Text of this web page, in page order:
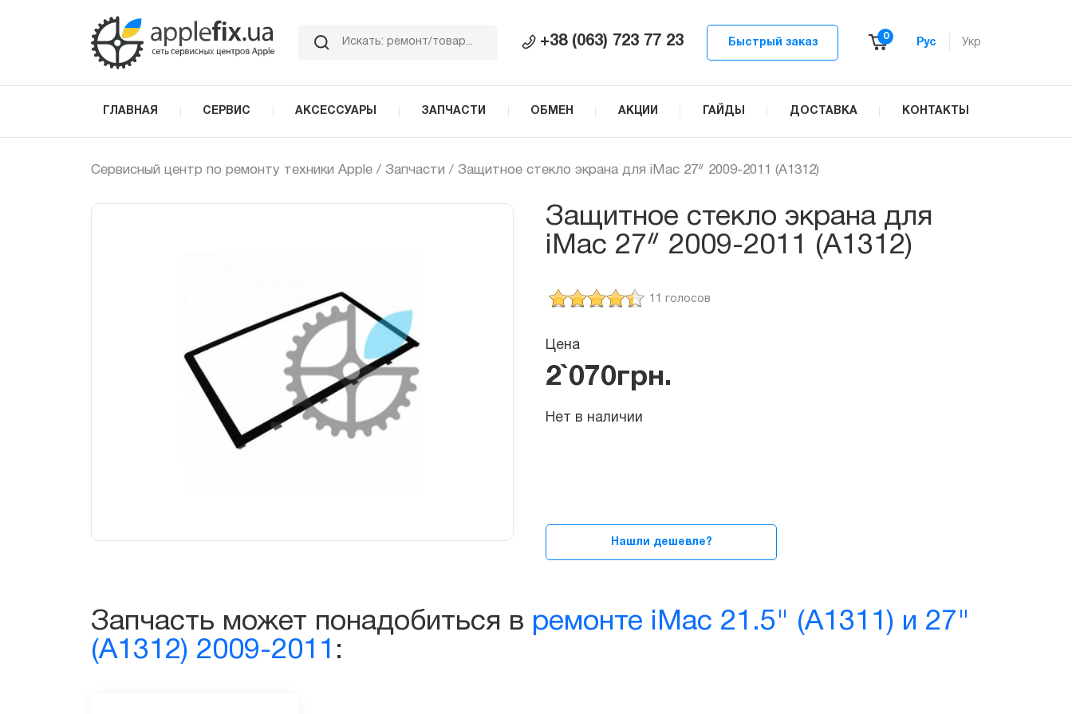
+38 (063) 723 77 23 Быстрый заказ
0
Рус Укр
ГЛАВНАЯ СЕРВИС АКСЕССУАРЫ ЗАПЧАСТИ ОБМЕН АКЦИИ ГАЙДЫ ДОСТАВКА КОНТАКТЫ
Сервисный центр по ремонту техники Apple / Запчасти / Защитное стекло экрана для iMac 27ᐥ 2009-2011 (A1312)
Защитное стекло экрана для
iMac 27ᐥ 2009-2011 (A1312)
11 голосов
Цена
2`070грн.
Нашли дешевле?
Запчасть может понадобиться в ремонте iMac 21.5" (A1311) и 27"
(A1312) 2009-2011 :